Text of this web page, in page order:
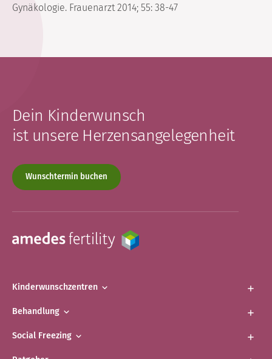
Gynäkologie. Frauenarzt 2014; 55: 38-47
Dein Kinderwunsch
ist unsere Herzensangelegenheit
Wunschtermin buchen
Kinderwunschzentren
Behandlung
Social Freezing